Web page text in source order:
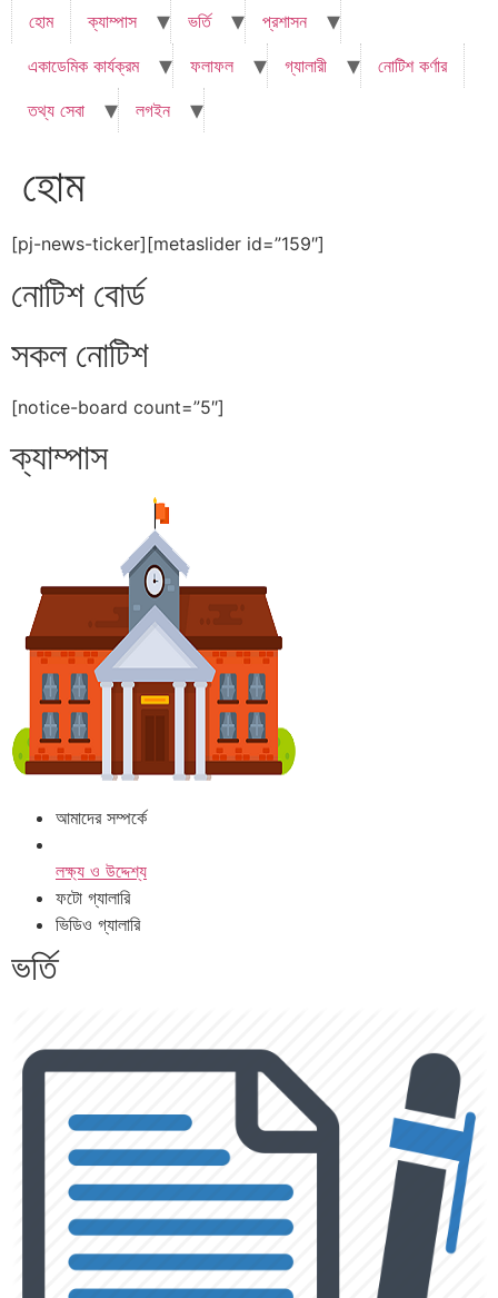
হোম ক্যাম্পাস ভর্তি
প্রশাসন
একাডেমিক কার্যক্রম
ফলাফল গ্যালারী
নোটিশ কর্ণার
তথ্য সেবা
লগইন
হোম
[pj-news-ticker][metaslider id=”159″]
নোটিশ বোর্ড
সকল নোটিশ
[notice-board count=”5″]
ক্যাম্পাস
আমাদের সম্পর্কে
লক্ষ্য ও উদ্দেশ্য
ফটো গ্যালারি
ভিডিও গ্যালারি
ভর্তি